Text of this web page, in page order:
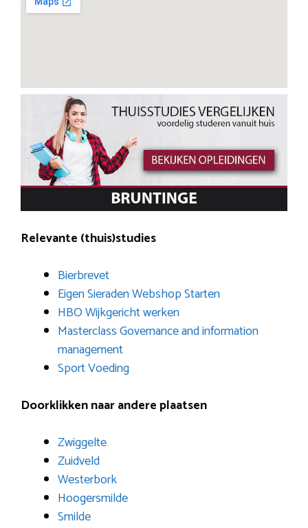
Relevante (thuis)studies
Bierbrevet
Eigen Sieraden Webshop Starten
HBO Wijkgericht werken
Masterclass Governance and information
management
Sport Voeding
Doorklikken naar andere plaatsen
Zwiggelte
Zuidveld
Westerbork
Hoogersmilde
Smilde